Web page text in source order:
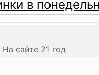
сайте 21 год